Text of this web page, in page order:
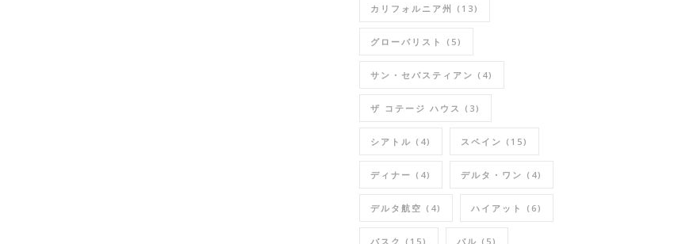
カリフォルニア州 (13)
グローバリスト (5)
サン・セバスティアン (4)
ザ コテージ ハウス (3)
シアトル (4) スペイン (15)
ディナー (4) デルタ・ワン (4)
デルタ航空 (4) ハイアット (6)
バスク (15) バル (5)